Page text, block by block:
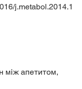
j.metabol.2014.1
між апетитом,